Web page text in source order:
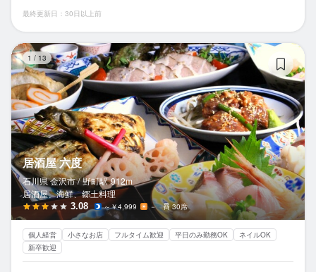
最終更新日：30日以上前
1 / 13
居酒屋 六度
石川県 金沢市 / 野町駅 912m
居酒屋、海鮮、郷土料理
3.08 ～￥4,999 － 30席
個人経営 小さなお店 フルタイム歓迎 平日のみ勤務OK
ネイルOK
新卒歓迎